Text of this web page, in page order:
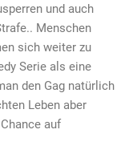
und auch
Menschen
sich weiter zu
Serie als eine
den Gag natürlich
Leben aber
auf